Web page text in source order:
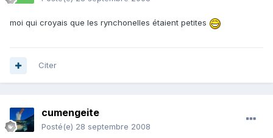
moi qui croyais que les rynchonelles étaient petites
Citer
cumengeite
Posté(e) 28 septembre 2008